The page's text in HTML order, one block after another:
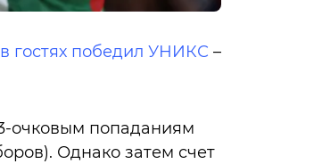
гостях победил УНИКС –
очковым попаданиям
Однако затем счет